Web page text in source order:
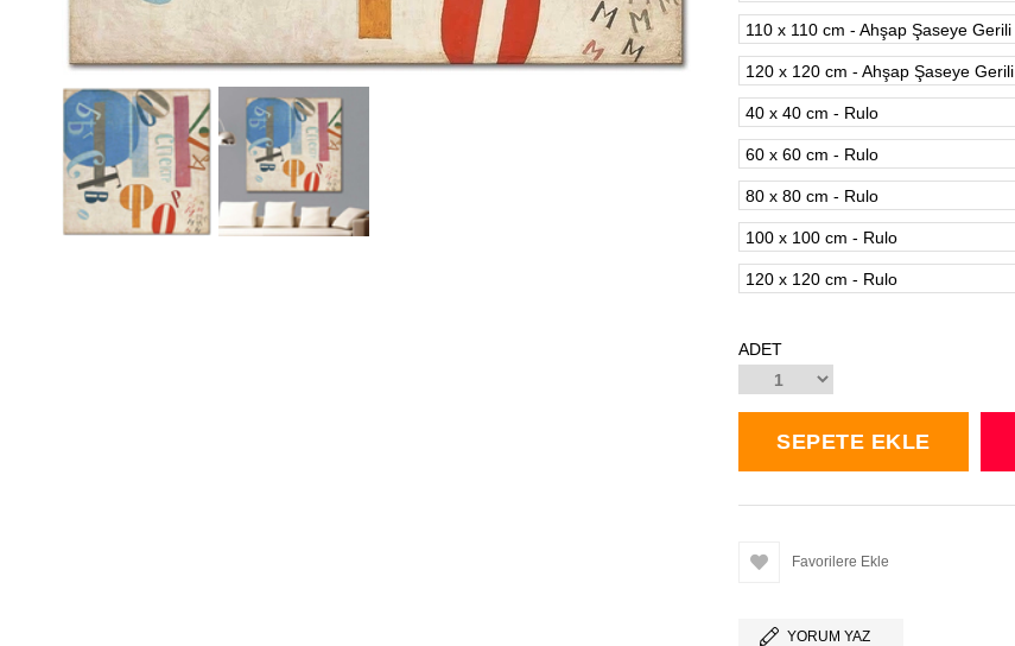
110 x 110 cm - Ahşap Şaseye Gerili
120 x 120 cm - Ahşap Şaseye Gerili
40 x 40 cm - Rulo
60 x 60 cm - Rulo
80 x 80 cm - Rulo
100 x 100 cm - Rulo
120 x 120 cm - Rulo
ADET
Favorilere Ekle
YORUM YAZ